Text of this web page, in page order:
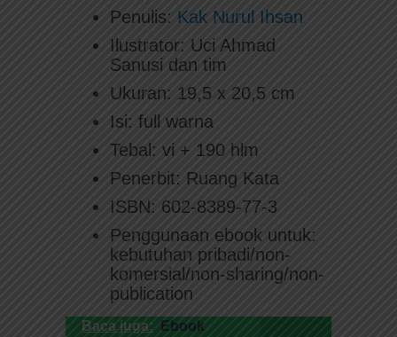
Penulis: Kak Nurul Ihsan
Ilustrator: Uci Ahmad
Sanusi dan tim
Ukuran: 19,5 x 20,5 cm
Isi: full warna
Tebal: vi + 190 hlm
Penerbit: Ruang Kata
ISBN: 602-8389-77-3
Penggunaan ebook untuk:
kebutuhan pribadi/non-
komersial/non-sharing/non-
publication
Baca juga:
Ebook